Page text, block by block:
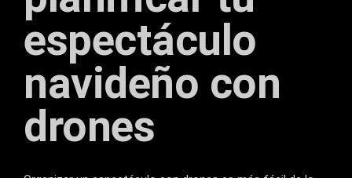
espectáculo
navideño con
drones